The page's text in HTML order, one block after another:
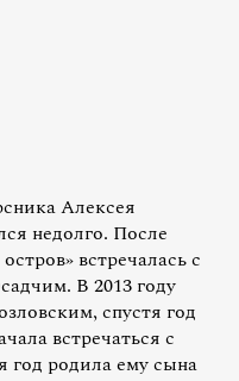
Алексея
недолго. После
встречалась с
В 2013 году
спустя год
встречаться с
год родила ему сына